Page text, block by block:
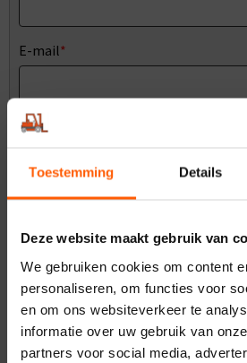
Toestemming Details
Deze website maakt gebruik van
We gebruiken cookies om content
personaliseren, om functies voor
en om ons websiteverkeer te
informatie over uw gebruik van
partners voor social media,
E-mail*
Bericht
VERZENDEN